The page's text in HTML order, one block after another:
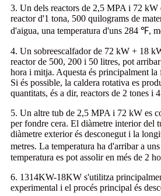
3. Un dels reactors de 2,5 MPA i 72 kW
reactor d'1 tona, 500 quilograms de
d'aigua, una temperatura d'uns 284 ℉,
4. Un sobreescalfador de 72 kW + 18
reactor de 500, 200 i 50 litres, pot
hora i mitja. Aquesta és principalment la
Si és possible, la caldera rotativa es
quantitats, és a dir, reactors de 2 tones i
5. Un altre tub de 2,5 MPA i 72 kW es
per fondre cera. El diàmetre interior del
diàmetre exterior és desconegut i la
metres. La temperatura ha d'arribar a
temperatura es pot assolir en més de 2
6. 1314KW-18KW s'utilitza
experimental i el procés principal és